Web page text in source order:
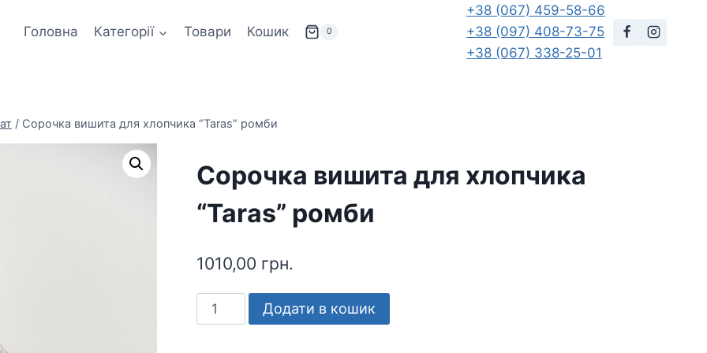
Головна Категорії Товари Кошик 0
+38 (067) 459-58-66
+38 (097) 408-73-75
+38 (067) 338-25-01
/ Сорочка вишита для хлопчика “Taras” ромби
Сорочка вишита для хлопчика
“Taras” ромби
1010,00 грн.
Сорочка
вишита
Додати в кошик